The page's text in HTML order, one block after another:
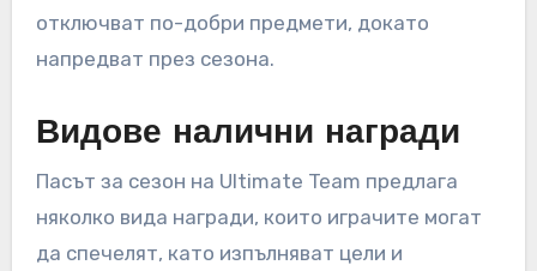
отключват по-добри предмети, докато
напредват през сезона.
Видове налични награди
Пасът за сезон на Ultimate Team предлага
няколко вида награди, които играчите могат
да спечелят, като изпълняват цели и